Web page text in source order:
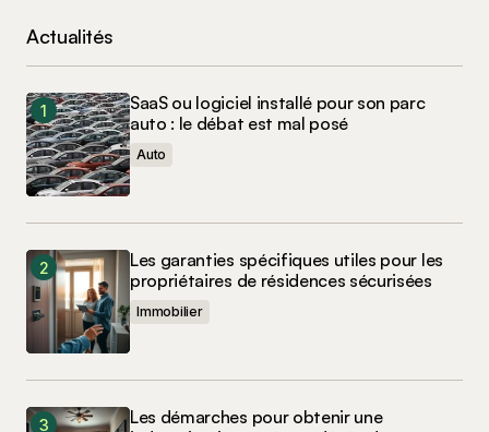
Actualités
SaaS ou logiciel installé pour son parc
auto : le débat est mal posé
Auto
Les garanties spécifiques utiles pour les
propriétaires de résidences sécurisées
Immobilier
Les démarches pour obtenir une